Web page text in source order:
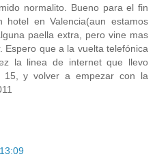
normalito. Bueno para el fin
en Valencia(aun estamos
paella extra, pero vine mas
Espero que a la vuelta telefónica
la linea de internet que llevo
15, y volver a empezar con la